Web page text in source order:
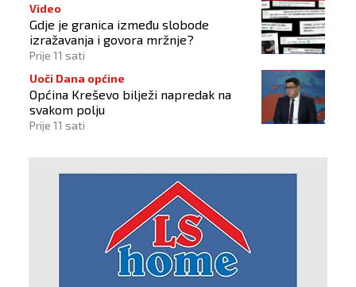
Video
Gdje je granica između slobode
izražavanja i govora mržnje?
Prije 11 sati
Uoči Dana općine
Općina Kreševo bilježi napredak na
svakom polju
Prije 11 sati